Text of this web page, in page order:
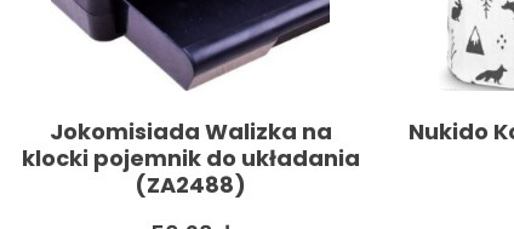
Jokomisiada Walizka na
klocki pojemnik do układania
(ZA2488)
Nukido